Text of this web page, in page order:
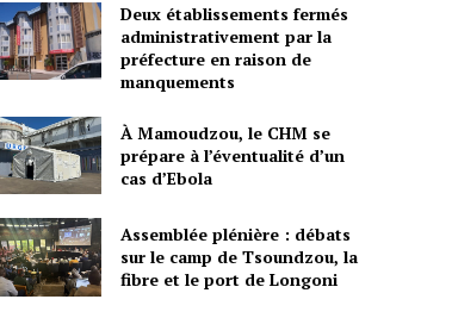
Deux établissements fermés
administrativement par la
préfecture en raison de
manquements
À Mamoudzou, le CHM se
prépare à l’éventualité d’un
cas d’Ebola
Assemblée plénière : débats
sur le camp de Tsoundzou, la
fibre et le port de Longoni